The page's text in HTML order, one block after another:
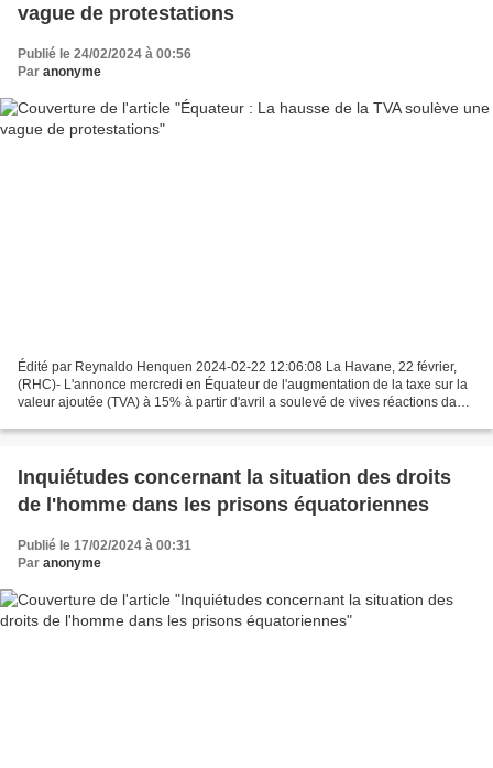
vague de protestations
Publié le 24/02/2024 à 00:56
Par anonyme
Édité par Reynaldo Henquen 2024-02-22 12:06:08 La Havane, 22 février,
(RHC)- L'annonce mercredi en Équateur de l'augmentation de la taxe sur la
valeur ajoutée (TVA) à 15% à partir d'avril a soulevé de vives réactions dans
Inquiétudes concernant la situation des droits
de l'homme dans les prisons équatoriennes
Publié le 17/02/2024 à 00:31
Par anonyme